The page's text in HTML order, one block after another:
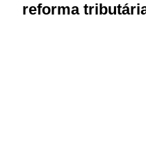
reforma